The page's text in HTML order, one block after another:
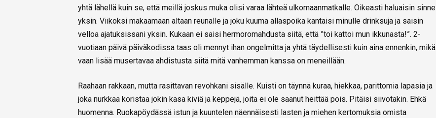
yhtä lähellä kuin se, että meillä joskus muka olisi varaa lähteä ulkomaanmatkalle. Oikeasti haluaisin sinne
yksin. Viikoksi makaamaan altaan reunalle ja joku kuuma allaspoika kantaisi minulle drinksuja ja saisin
velloa ajatuksissani yksin. Kukaan ei saisi hermoromahdusta siitä, että ”toi kattoi mun ikkunasta!”. 2-
vuotiaan päivä päiväkodissa taas oli mennyt ihan ongelmitta ja yhtä täydellisesti kuin aina ennenkin, mikä
vaan lisää musertavaa ahdistusta siitä mitä vanhemman kanssa on meneillään.
Raahaan rakkaan, mutta rasittavan revohkani sisälle. Kuisti on täynnä kuraa, hiekkaa, parittomia lapasia ja
joka nurkkaa koristaa jokin kasa kiviä ja keppejä, joita ei ole saanut heittää pois. Pitäisi siivotakin. Ehkä
huomenna. Ruokapöydässä istun ja kuuntelen näennäisesti lasten ja miehen kertomuksia omista